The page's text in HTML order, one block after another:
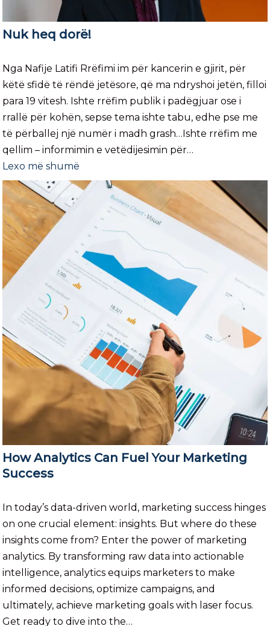
Nuk heq dorë!
Nga Nafije Latifi Rrëfimi im për kancerin e gjirit, për
këtë sfidë të rëndë jetësore, që ma ndryshoi jetën, filloi
para 19 vitesh. Ishte rrëfim publik i padëgjuar ose i
rrallë për kohën, sepse tema ishte tabu, edhe pse me
të përballej një numër i madh grash…Ishte rrëfim me
qellim – informimin e vetëdijesimin për…
Lexo më shumë
How Analytics Can Fuel Your Marketing
Success
In today’s data-driven world, marketing success hinges
on one crucial element: insights. But where do these
insights come from? Enter the power of marketing
analytics. By transforming raw data into actionable
intelligence, analytics equips marketers to make
informed decisions, optimize campaigns, and
ultimately, achieve marketing goals with laser focus.
Get ready to dive into the…